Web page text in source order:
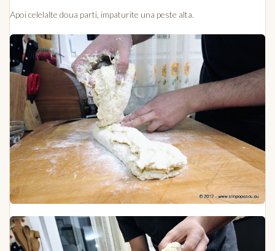
Apoi celelalte doua parti, impaturite una peste alta.